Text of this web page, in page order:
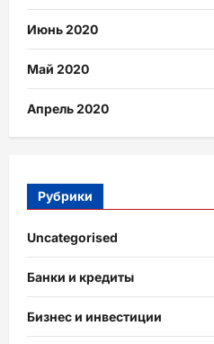
Июнь 2020
Май 2020
Апрель 2020
Рубрики
Uncategorised
Банки и кредиты
Бизнес и инвестиции